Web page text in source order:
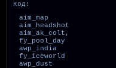
Код:
aim_map
aim_headshot
aim_ak_colt,
fy_pool_day
awp_india
fy_iceworld
awp_dust